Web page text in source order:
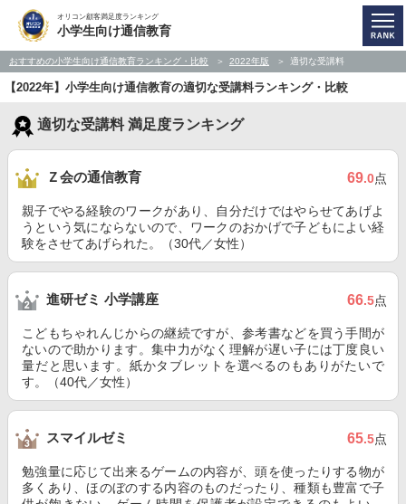
オリコン顧客満足度ランキング
小学生向け通信教育
おすすめの小学生向け通信教育ランキング・比較 2022年版 適切な受講料
【2022年】小学生向け通信教育の適切な受講料ランキング・比較
適切な受講料 満足度ランキング
Ｚ会の通信教育 69.0点
親子でやる経験のワークがあり、自分だけではやらせてあげよ
うという気にならないので、ワークのおかげで子どもによい経
験をさせてあげられた。（30代／女性）
進研ゼミ 小学講座 66.5点
こどもちゃれんじからの継続ですが、参考書などを買う手間が
ないので助かります。集中力がなく理解が遅い子には丁度良い
量だと思います。紙かタブレットを選べるのもありがたいで
す。（40代／女性）
スマイルゼミ 65.5点
勉強量に応じて出来るゲームの内容が、頭を使ったりする物が
多くあり、ほのぼのする内容のものだったり、種類も豊富で子